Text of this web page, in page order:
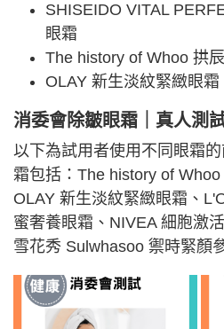
SHISEIDO VITAL
眼霜
The history of Whoo 拱
OLAY 新生淡紋緊緻眼霜
消委會除皺眼霜｜真人測
以下為試用者使用不同眼霜
霜包括：The history of
OLAY 新生淡紋緊緻眼霜、
蜜奢養眼霜、NIVEA 細胞激
雪花秀 Sulwhasoo 禦時緊顏